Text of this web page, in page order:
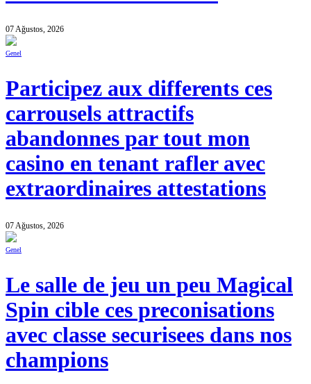
07 Ağustos, 2026
Genel
Participez aux differents ces
carrousels attractifs
abandonnes par tout mon
casino en tenant rafler avec
extraordinaires attestations
07 Ağustos, 2026
Genel
Le salle de jeu un peu Magical
Spin cible ces preconisations
avec classe securisees dans nos
champions